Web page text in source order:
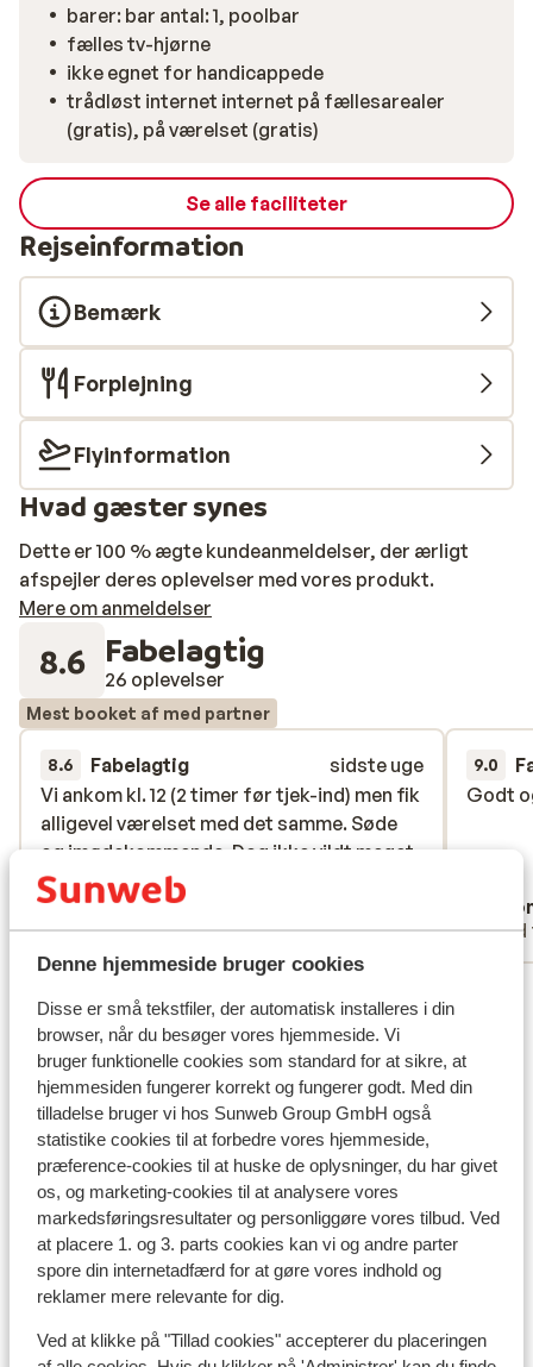
Denne hjemmeside bruger cookies
Disse er små tekstfiler, der automatisk installeres i din
browser, når du besøger vores hjemmeside. Vi
bruger funktionelle cookies som standard for at sikre, at
hjemmesiden fungerer korrekt og fungerer godt. Med din
tilladelse bruger vi hos Sunweb Group GmbH også
statistike cookies til at forbedre vores hjemmeside,
præference-cookies til at huske de oplysninger, du har givet
os, og marketing-cookies til at analysere vores
markedsføringsresultater og personliggøre vores tilbud. Ved
at placere 1. og 3. parts cookies kan vi og andre parter
spore din internetadfærd for at gøre vores indhold og
reklamer mere relevante for dig.
Ved at klikke på "Tillad cookies" accepterer du placeringen
barer: bar antal: 1, poolbar
fælles tv-hjørne
ikke egnet for handicappede
trådløst internet internet på fællesarealer
(gratis), på værelset (gratis)
Se alle faciliteter
Rejseinformation
Bemærk
Forplejning
Flyinformation
Hvad gæster synes
Dette er 100 % ægte kundeanmeldelser, der ærligt
afspejler deres oplevelser med vores produkt.
Mere om anmeldelser
8.6 Fabelagtig
26 oplevelser
Mest booket af med partner
8.6 Fabelagtig
sidste uge
Vi ankom kl. 12 (2 timer før tjek-ind) men fik
alligevel værelset med det samme. Søde
og imødekommende. Dog ikke vildt meget
info om hotellet.
Vi ankom kl. 12 (2 timer før tjek-ind) men fik
alligevel værelset med det samme. Søde
og imødekommende. Dog ikke vildt meget
info om hotellet.
Karina
Enlig forælder
9.0
Godt
Godt
Med
Lokation
Se på kort
I området
Afstand til stranden ca. 450 meter (sandstrand)